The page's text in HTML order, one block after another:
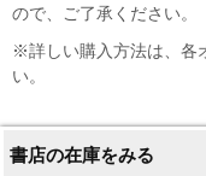
ので、ご了承ください。
※詳しい購入方法は、各
い。
書店の在庫をみる